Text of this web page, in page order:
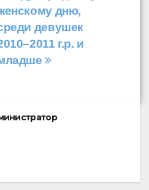
дню,
девушек
г.р. и